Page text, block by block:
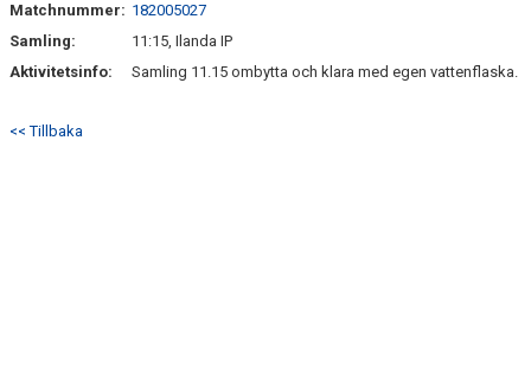
Matchnummer: 182005027
Samling:
11:15, Ilanda IP
Aktivitetsinfo:
Samling 11.15 ombytta och klara med egen vattenflaska.
<< Tillbaka